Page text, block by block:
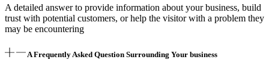
A detailed answer to provide information about your business, build
trust with potential customers, or help the visitor with a problem they
may be encountering
A Frequently Asked Question Surrounding Your business